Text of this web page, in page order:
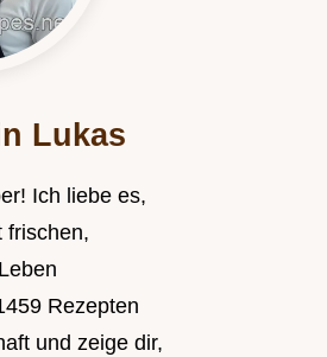
Lukas
Ich liebe es,
frischen,
Rezepten
und zeige dir,